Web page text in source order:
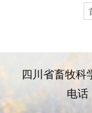
四川省畜牧科
电话